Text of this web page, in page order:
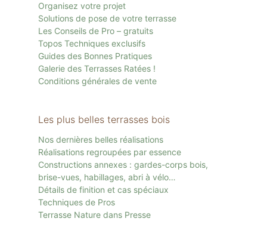
Organisez votre projet
Solutions de pose de votre terrasse
Les Conseils de Pro – gratuits
Topos Techniques exclusifs
Guides des Bonnes Pratiques
Galerie des Terrasses Ratées !
Conditions générales de vente
Les plus belles terrasses bois
Nos dernières belles réalisations
Réalisations regroupées par essence
Constructions annexes : gardes-corps bois,
brise-vues, habillages, abri à vélo…
Détails de finition et cas spéciaux
Techniques de Pros
Terrasse Nature dans Presse